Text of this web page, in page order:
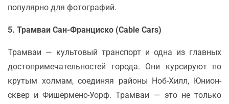
популярно для фотографий.
5. Трамваи Сан-Франциско (Cable Cars)
Трамваи — культовый транспорт и одна из главных
достопримечательностей города. Они курсируют по
крутым холмам, соединяя районы Ноб-Хилл, Юнион-
сквер и Фишерменс-Уорф. Трамваи — это не только